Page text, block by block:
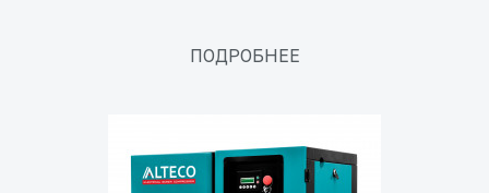
ПОДРОБНЕЕ